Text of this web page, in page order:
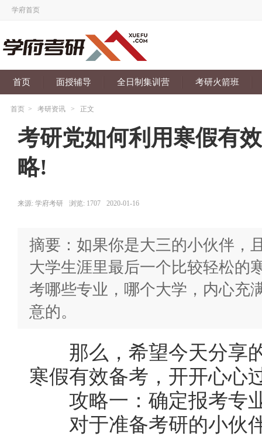
学府首页
首页 面授辅导 全日制集训营 考研火箭班
首页 > 考研资讯 > 正文
考研党如何利用寒假有
略!
来源: 学府考研 浏览: 1707 2020-01-16
摘要：如果你是大三的小伙伴，
大学生涯里最后一个比较轻松的
考哪些专业，哪个大学，内心充
意的。
那么，希望今天分享的
寒假有效备考，开开心心
攻略一：确定报考专
对于准备考研的小伙伴